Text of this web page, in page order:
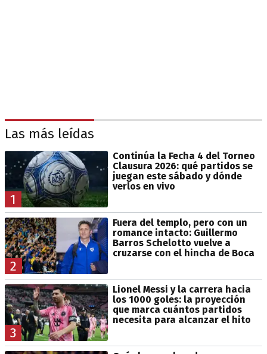
Las más leídas
1
Continúa la Fecha 4 del Torneo
Clausura 2026: qué partidos se
juegan este sábado y dónde
verlos en vivo
2
Fuera del templo, pero con un
romance intacto: Guillermo
Barros Schelotto vuelve a
cruzarse con el hincha de Boca
3
Lionel Messi y la carrera hacia
los 1000 goles: la proyección
que marca cuántos partidos
necesita para alcanzar el hito